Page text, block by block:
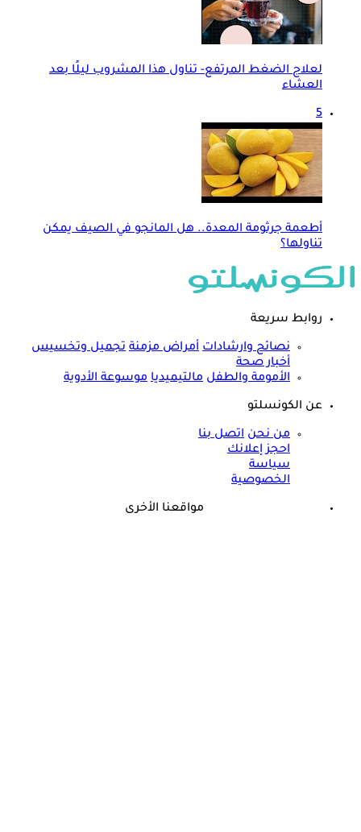
لعلاج الضغط المرتفع- تناول هذا المشروب ليلًا بعد
العشاء
5
أطعمة جرثومة المعدة.. هل المانجو في الصيف يمكن
تناولها؟
روابط سريعة
نصائح وارشادات أمراض مزمنة تجميل وتخسيس
أخبار صحة
الأمومة والطفل مالتيميديا موسوعة الأدوية
عن الكونسلتو
من نحن اتصل بنا
احجز إعلانك
سياسة
الخصوصية
مواقعنا الأخرى